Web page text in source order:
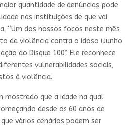
quantidade de denúncias pode
nas instituições de que vai
“Um dos nossos focos neste mês
da violência contra o idoso (Junho
do Disque 100”. Ele reconhece
vulnerabilidades sociais,
à violência.
mostrado que a idade na qual
desde os 60 anos de
vários cenários podem ser